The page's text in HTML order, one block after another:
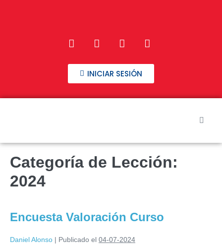
INICIAR SESIÓN
Inicio
Categoría de Lección:
2024
Encuesta Valoración Curso
Daniel Alonso | Publicado el 04-07-2024